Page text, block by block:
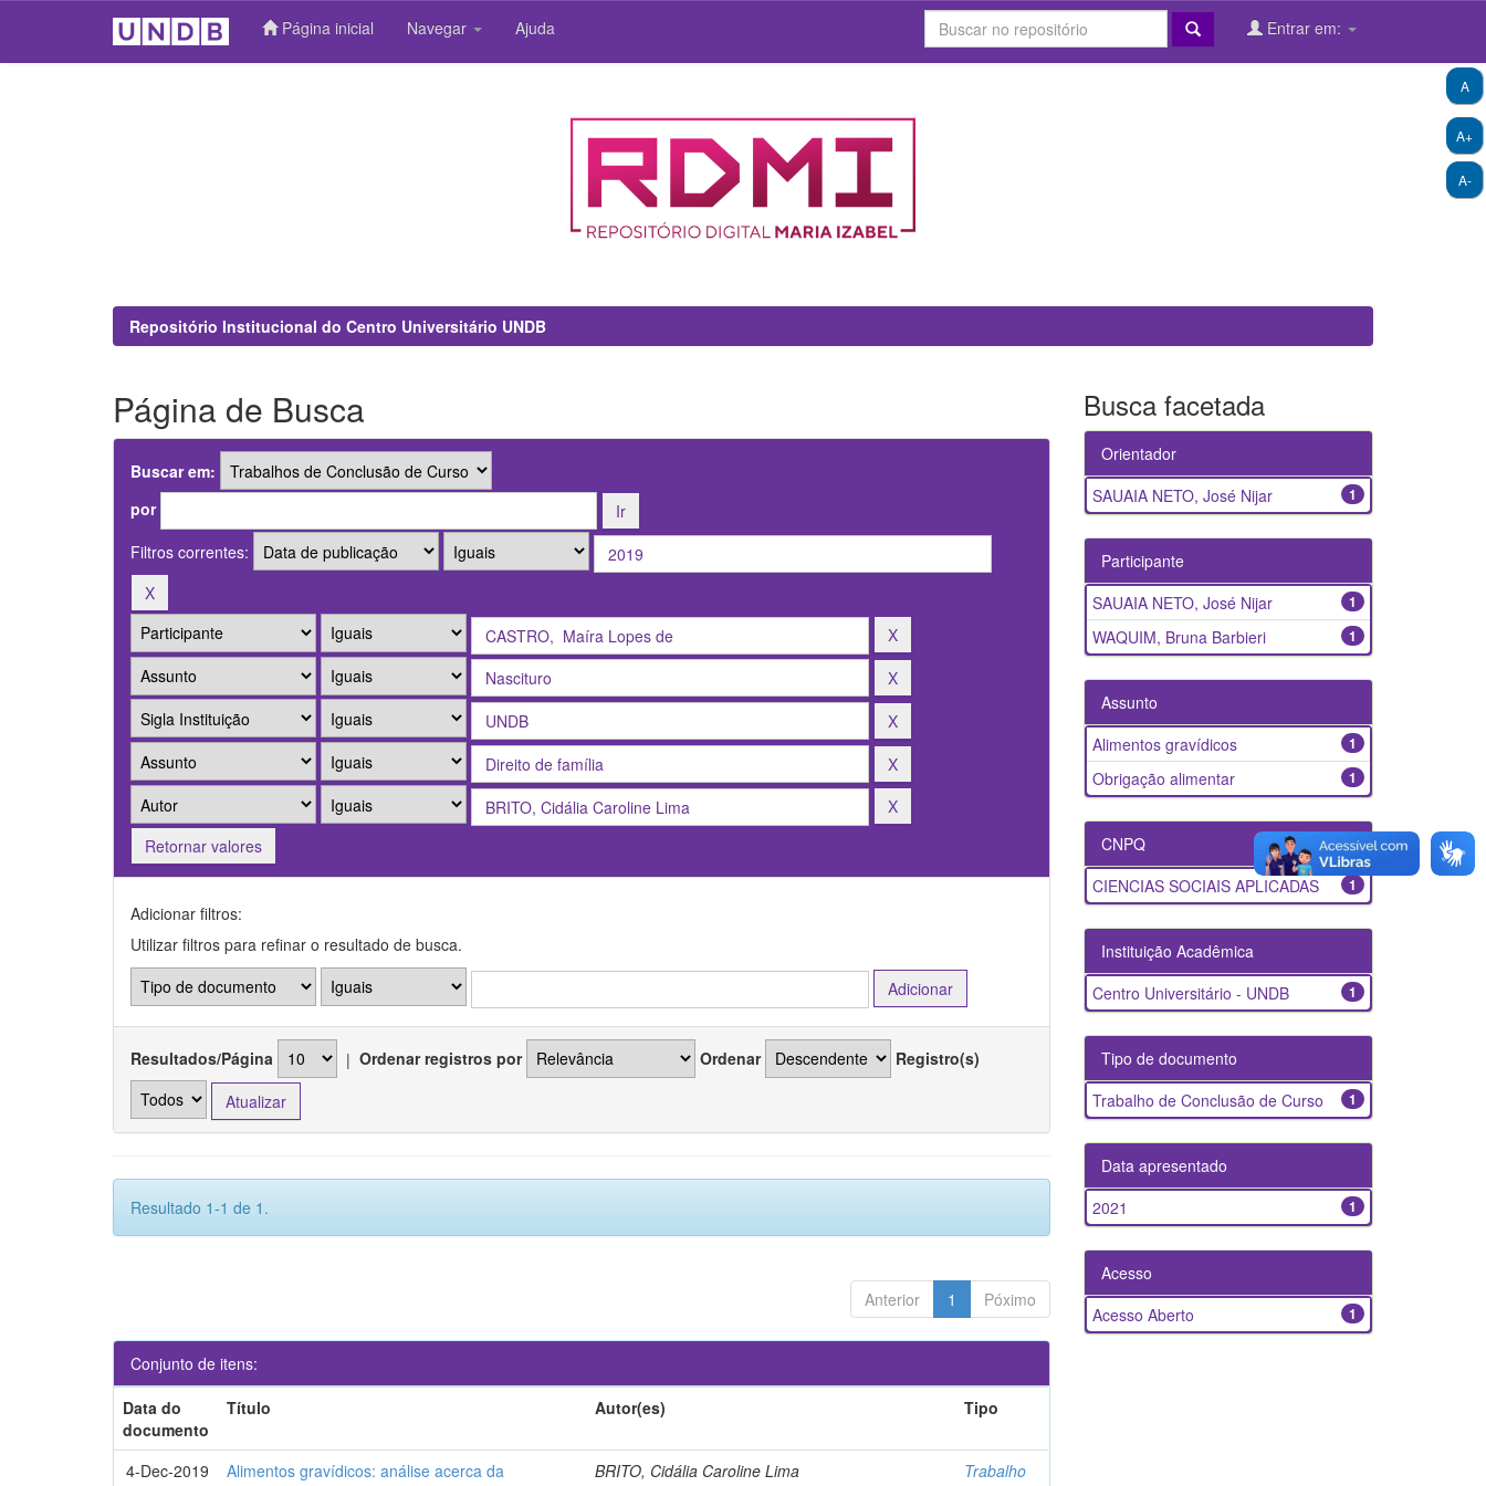
Página inicial Navegar Ajuda Entrar em:
A+
A-
A
Repositório Institucional do Centro Universitário UNDB
Página de Busca
Buscar em:
por
Filtros correntes:
Retornar valores
Adicionar filtros:
Utilizar filtros para refinar o resultado de busca.
Resultados/Página | Ordenar registros por Ordenar Registro(s)
Resultado 1-1 de 1.
Anterior 1 Póximo
Conjunto de itens:
Data do
documento
Título Autor(es) Tipo
4-Dec-2019
Alimentos gravídicos: análise acerca da
BRITO, Cidália Caroline Lima
Trabalho
Busca facetada
Orientador
1
SAUAIA NETO, José Nijar
Participante
1
SAUAIA NETO, José Nijar
1
WAQUIM, Bruna Barbieri
Assunto
1
Alimentos gravídicos
1
Obrigação alimentar
CNPQ
1
CIENCIAS SOCIAIS APLICADAS
Instituição Acadêmica
1
Centro Universitário - UNDB
Tipo de documento
1
Trabalho de Conclusão de Curso
Data apresentado
1
2021
Acesso
1
Acesso Aberto